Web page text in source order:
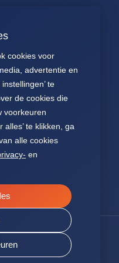
cookies voor
advertentie en
te
de cookies die
voorkeuren
alles’ te klikken, ga
alle cookies
en
curettages en
kleinereexcisies)
54. alle resecties
(zonder curettages
maar met kleinere
excisies)
55. alle resecties
(zonder curettages of
57. alle hormonen
hormoonpreparaten
59. alle neuro-
endocrienen
Presentaties
Voor patiënten
Jaarverslagen
Statuten Palga